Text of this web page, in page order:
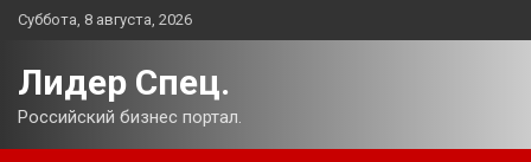
Перейти
Суббота, 8 августа, 2026
Лидер Спец.
Российский бизнес портал.